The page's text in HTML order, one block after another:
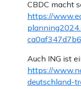
CBDC macht
https://
Auch ING ist
https://
deutschland-